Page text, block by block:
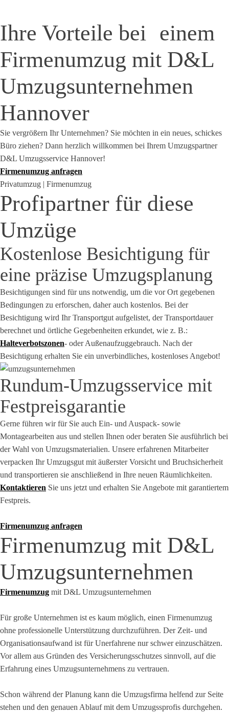
Ihre Vorteile bei einem
Firmenumzug mit D&L
Umzugsunternehmen
Hannover
Sie vergrößern Ihr Unternehmen? Sie möchten in ein neues, schickes
Büro ziehen? Dann herzlich willkommen bei Ihrem Umzugspartner
D&L Umzugsservice Hannover!
Firmenumzug anfragen
Privatumzug | Firmenumzug
Profipartner für diese
Umzüge
Kostenlose Besichtigung für
eine präzise Umzugsplanung
Besichtigungen sind für uns notwendig, um die vor Ort gegebenen
Bedingungen zu erforschen, daher auch kostenlos. Bei der
Besichtigung wird Ihr Transportgut aufgelistet, der Transportdauer
berechnet und örtliche Gegebenheiten erkundet, wie z. B.:
Halteverbotszonen- oder Außenaufzuggebrauch. Nach der
Besichtigung erhalten Sie ein unverbindliches, kostenloses Angebot!
Rundum-Umzugsservice mit
Festpreisgarantie
Gerne führen wir für Sie auch Ein- und Auspack- sowie
Montagearbeiten aus und stellen Ihnen oder beraten Sie ausführlich bei
der Wahl von Umzugsmaterialien. Unsere erfahrenen Mitarbeiter
verpacken Ihr Umzugsgut mit äußerster Vorsicht und Bruchsicherheit
und transportieren sie anschließend in Ihre neuen Räumlichkeiten.
Kontaktieren Sie uns jetzt und erhalten Sie Angebote mit garantiertem
Festpreis.
Firmenumzug anfragen
Firmenumzug mit D&L
Umzugsunternehmen
Firmenumzug mit D&L Umzugsunternehmen
Für große Unternehmen ist es kaum möglich, einen Firmenumzug
ohne professionelle Unterstützung durchzuführen. Der Zeit- und
Organisationsaufwand ist für Unerfahrene nur schwer einzuschätzen.
Vor allem aus Gründen des Versicherungsschutzes sinnvoll, auf die
Erfahrung eines Umzugsunternehmens zu vertrauen.
Schon während der Planung kann die Umzugsfirma helfend zur Seite
stehen und den genauen Ablauf mit dem Umzugssprofis durchgehen.